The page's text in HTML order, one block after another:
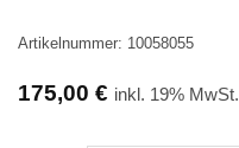
Artikelnummer: 10058055
175,00 € inkl. 19% MwSt.